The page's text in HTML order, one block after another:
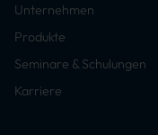
Unternehmen
Produkte
Seminare & Schulungen
Karriere